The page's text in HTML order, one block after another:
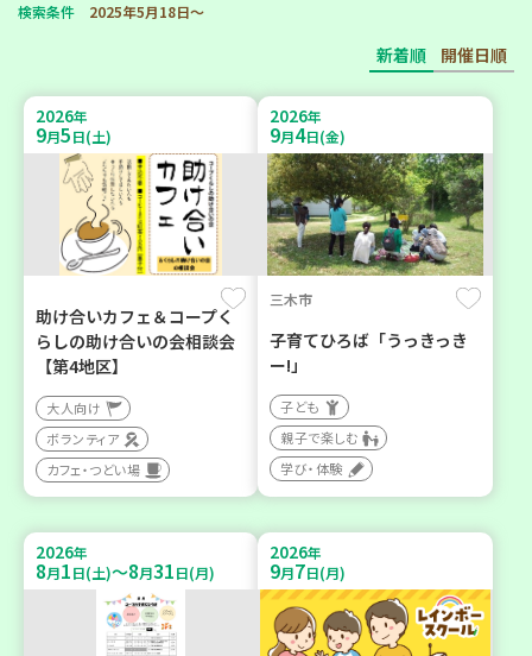
検索条件 2025年5月18日～
新着順 開催日順
2026年
9月5日(土)
助け合いカフェ＆コープく
らしの助け合いの会相談会
【第4地区】
大人向け
ボランティア
カフェ・つどい場
2026年
9月4日(金)
三木市
子育てひろば「うっきっき
ー!」
子ども
親子で楽しむ
学び・体験
2026年
8月1日(土)～8月31日(月)
2026年
9月7日(月)